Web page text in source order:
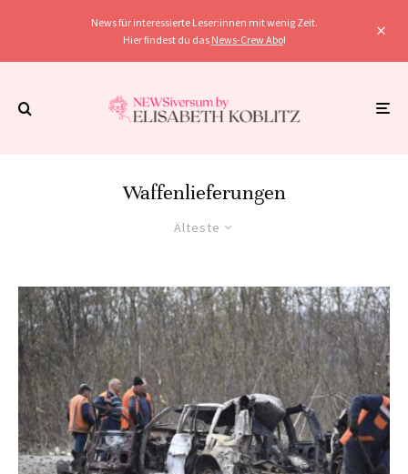
News für interessierte Leser:innen mit wenig Zeit.
Hier findest du das News-Crew Abo!
Waffenlieferungen
Älteste